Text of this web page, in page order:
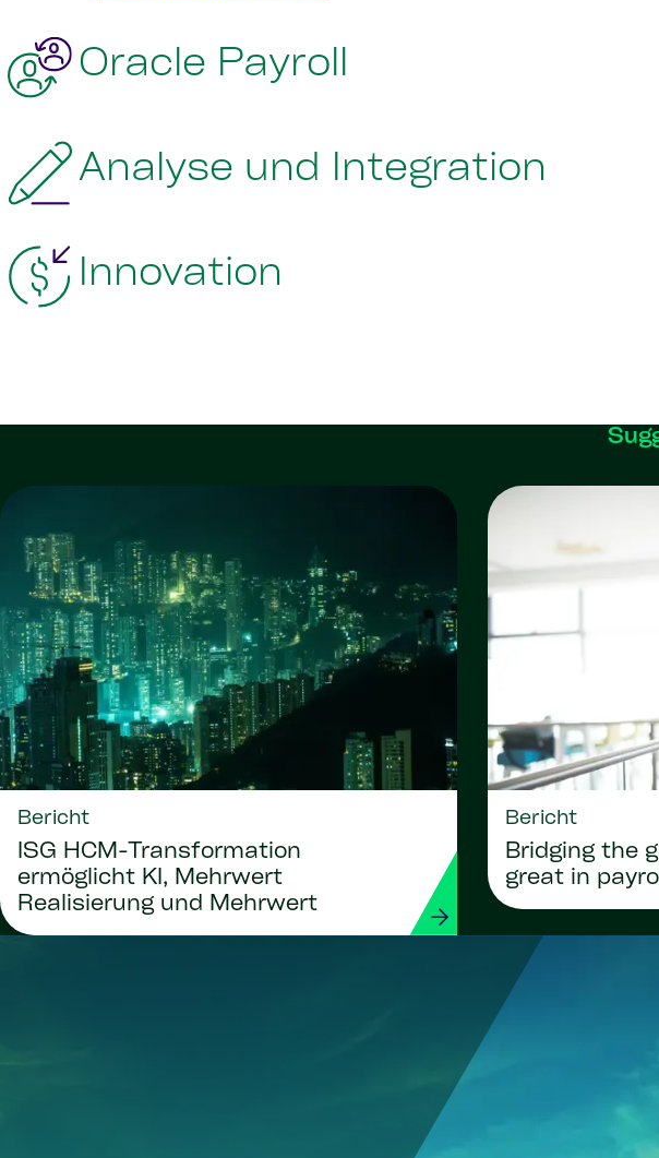
Oracle Payroll
Analyse und Integration
Innovation
Bericht
ISG HCM-Transformation
ermöglicht KI, Mehrwert
Realisierung und Mehrwert
Bericht
Bridging the
great in